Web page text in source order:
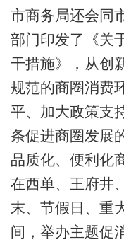
市商务局还会同
部门印发了《关
干措施》，从创
规范的商圈消费
平、加大政策支
条促进商圈发展
品质化、便利化
在西单、王府井
末、节假日、重
间，举办主题促